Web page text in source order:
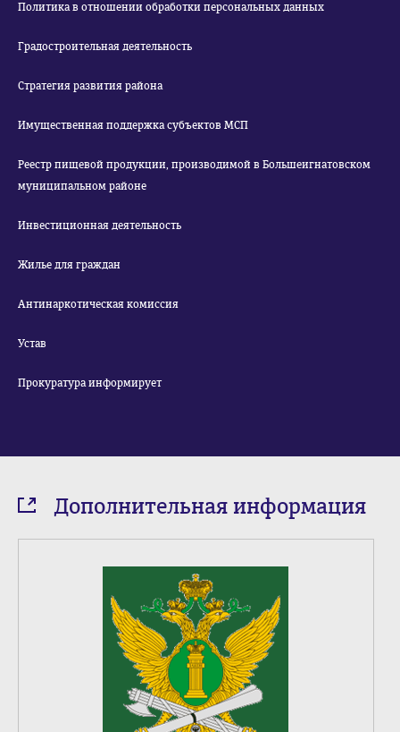
Политика в отношении обработки персональных данных
Градостроительная деятельность
Стратегия развития района
Имущественная поддержка субъектов МСП
Реестр пищевой продукции, производимой в Большеигнатовском
муниципальном районе
Инвестиционная деятельность
Жилье для граждан
Антинаркотическая комиссия
Устав
Прокуратура информирует
Дополнительная информация